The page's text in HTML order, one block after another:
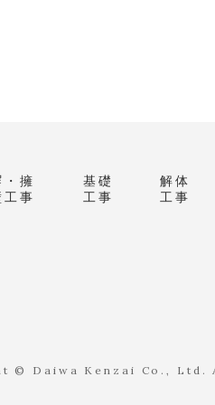
・擁
工事
基礎
工事
解体
工事
© Daiwa Kenzai Co., Ltd.